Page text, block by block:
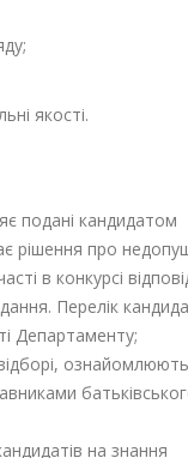
якості.
подані кандидатом
рішення про
в конкурсі
Перелік
Департаменту;
на знання